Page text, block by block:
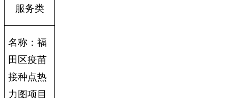
服务类
名称：福
田区疫苗
接种点热
力图项目